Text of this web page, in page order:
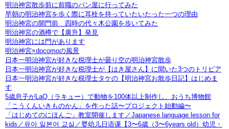
明治神宮散歩前に前職のパン屋に行ってみた
早朝の明治神宮を歩く際に耳栓を持っていたいたった一つの理由
明治神宮の開門前 四時の代々木公園を歩いてみた
明治神宮の酒樽で【廣升】発見
明治神宮には門があります
明治神宮×docomoの風景
日本一明治神宮が好きな税理士が曇り空の明治神宮散歩
日本一明治神宮が好きな税理士が【はき屋さん】に聞いた3つのトリビア
日本一明治神宮が好きな税理士タケの【明治神宮お散歩日記】はじめま
す
5歳息子がLaQ（ラキュー）で動物を100体以上制作し、おうち博物館
「こうくんいきものかん」を作った話〜プロジェクト始動編〜
「はじめてのにほんご」教室開催します／Japanese language lesson for
kids／유아 일본어 교실／婴幼儿日语课【3〜6歳（3〜6years old）幼児・